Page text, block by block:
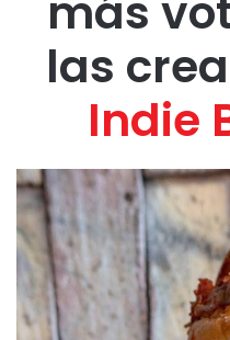
las
Indie